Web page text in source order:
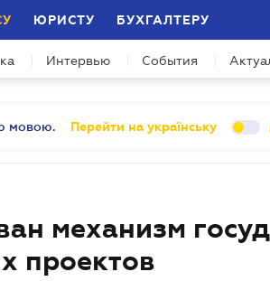
ЮРИСТУ БУХГАЛТЕРУ
Интервью События
мовою. Перейти на українську
механизм
проектов